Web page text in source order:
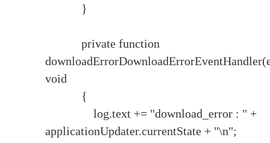
}
private function
void
{
log.text += "download_error : " +
applicationUpdater.currentState + "\n";